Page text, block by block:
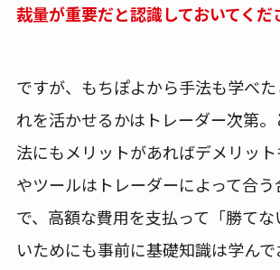
裁量が重要だと認識しておいてくだ
ですが、もちぽよから手法も学べ
れを活かせるかはトレーダー次第
法にもメリットがあればデメリッ
やツールはトレーダーによって合
で、高額な費用を支払って「勝て
いためにも事前に基礎知識は学んで